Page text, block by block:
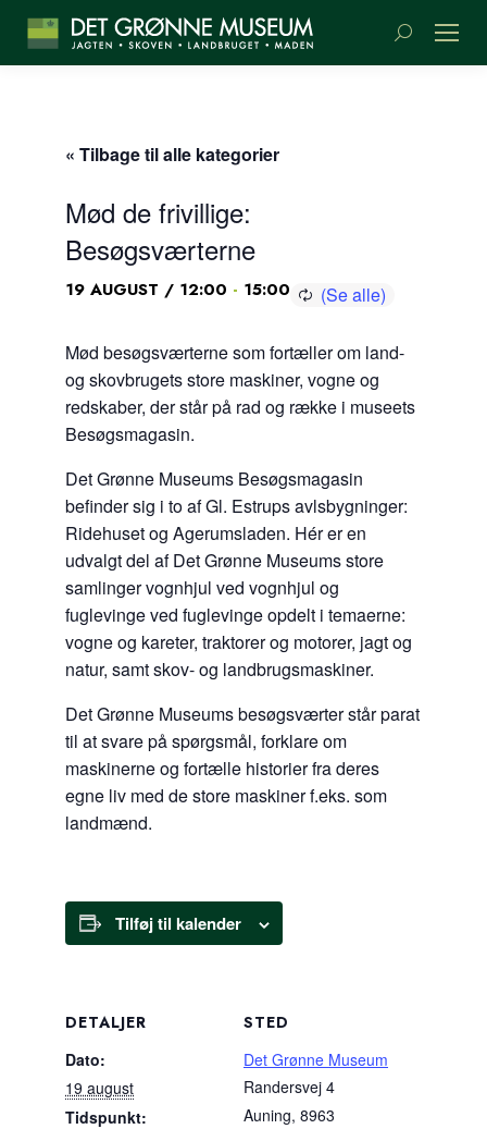
Søge:
« Tilbage til alle kategorier
Mød de frivillige:
Besøgsværterne
19 AUGUST / 12:00 - 15:00
Mød besøgsværterne som fortæller om land-
og skovbrugets store maskiner, vogne og
redskaber, der står på rad og række i museets
Besøgsmagasin.
Det Grønne Museums Besøgsmagasin
befinder sig i to af Gl. Estrups avlsbygninger:
Ridehuset og Agerumsladen. Hér er en
udvalgt del af Det Grønne Museums store
samlinger vognhjul ved vognhjul og
fuglevinge ved fuglevinge opdelt i temaerne:
vogne og kareter, traktorer og motorer, jagt og
natur, samt skov- og landbrugsmaskiner.
Det Grønne Museums besøgsværter står parat
til at svare på spørgsmål, forklare om
maskinerne og fortælle historier fra deres
egne liv med de store maskiner f.eks. som
landmænd.
Tilføj til kalender
DETALJER
Dato:
19 august
Tidspunkt:
STED
Det Grønne Museum
Randersvej 4
Auning, 8963